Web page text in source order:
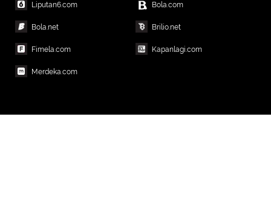
Liputan6.com Bola.com
Bola.net Brilio.net
Fimela.com Kapanlagi.com
Merdeka.com